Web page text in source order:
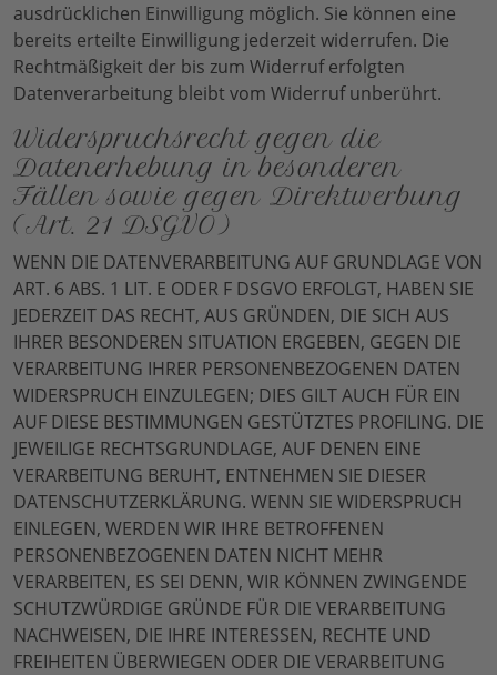
ausdrücklichen Einwilligung möglich. Sie können eine
bereits erteilte Einwilligung jederzeit widerrufen. Die
Rechtmäßigkeit der bis zum Widerruf erfolgten
Datenverarbeitung bleibt vom Widerruf unberührt.
Widerspruchsrecht gegen die
Datenerhebung in besonderen
Fällen sowie gegen Direktwerbung
(Art. 21 DSGVO)
WENN DIE DATENVERARBEITUNG AUF GRUNDLAGE VON
ART. 6 ABS. 1 LIT. E ODER F DSGVO ERFOLGT, HABEN SIE
JEDERZEIT DAS RECHT, AUS GRÜNDEN, DIE SICH AUS
IHRER BESONDEREN SITUATION ERGEBEN, GEGEN DIE
VERARBEITUNG IHRER PERSONENBEZOGENEN DATEN
WIDERSPRUCH EINZULEGEN; DIES GILT AUCH FÜR EIN
AUF DIESE BESTIMMUNGEN GESTÜTZTES PROFILING. DIE
JEWEILIGE RECHTSGRUNDLAGE, AUF DENEN EINE
VERARBEITUNG BERUHT, ENTNEHMEN SIE DIESER
DATENSCHUTZERKLÄRUNG. WENN SIE WIDERSPRUCH
EINLEGEN, WERDEN WIR IHRE BETROFFENEN
PERSONENBEZOGENEN DATEN NICHT MEHR
VERARBEITEN, ES SEI DENN, WIR KÖNNEN ZWINGENDE
SCHUTZWÜRDIGE GRÜNDE FÜR DIE VERARBEITUNG
NACHWEISEN, DIE IHRE INTERESSEN, RECHTE UND
FREIHEITEN ÜBERWIEGEN ODER DIE VERARBEITUNG